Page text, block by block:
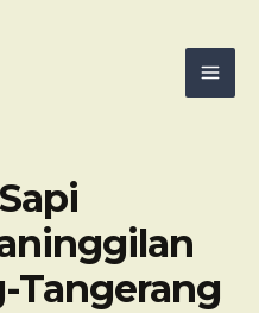
Tangerang